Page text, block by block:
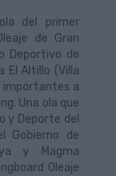
del primer
de Gran
Deportivo de
El Altillo (Villa
importantes a
Una ola que
y Deporte del
Gobierno de
y Magma
Oleaje